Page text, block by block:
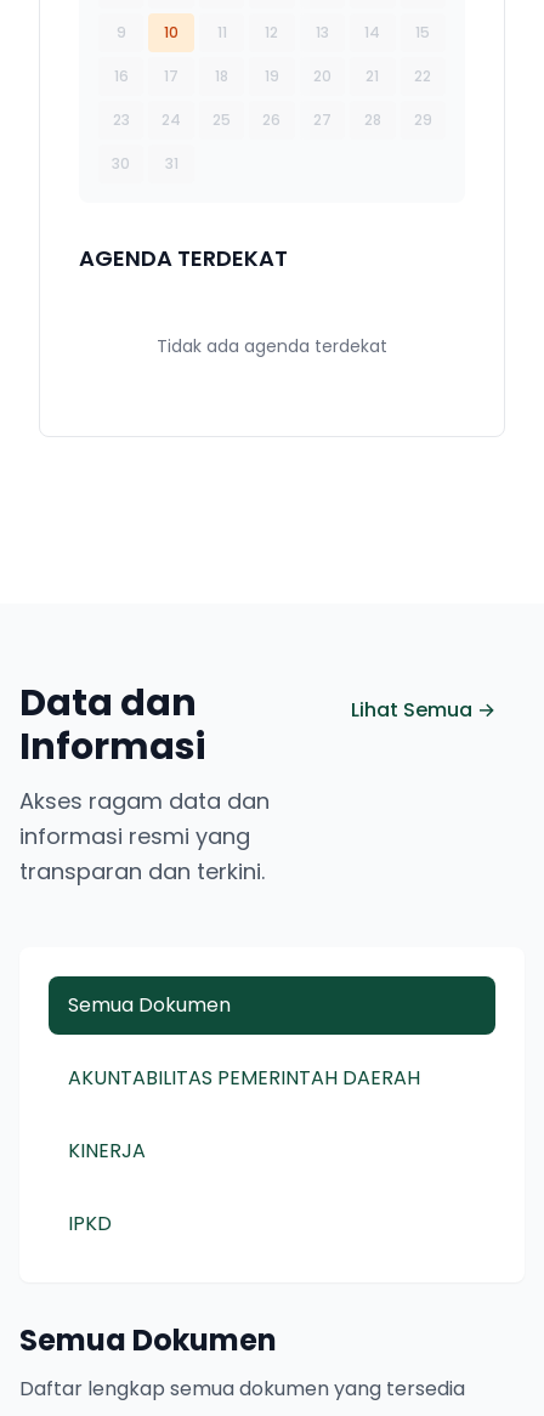
9 10 11 12 13 14 15
16 17 18 19 20 21 22
23 24 25 26 27 28 29
30 31
AGENDA TERDEKAT
Tidak ada agenda terdekat
Data dan
Informasi
Akses ragam data dan
informasi resmi yang
transparan dan terkini.
Lihat Semua →
Semua Dokumen
AKUNTABILITAS PEMERINTAH DAERAH
KINERJA
IPKD
Semua Dokumen
Daftar lengkap semua dokumen yang tersedia